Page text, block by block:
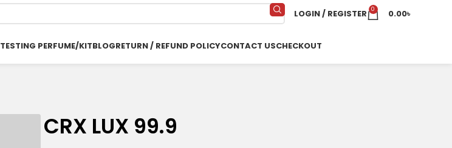
LOGIN / REGISTER 0 0.00৳
TESTING PERFUME/KITBLOGRETURN / REFUND POLICYCONTACT USCHECKOUT
CRX LUX 99.9